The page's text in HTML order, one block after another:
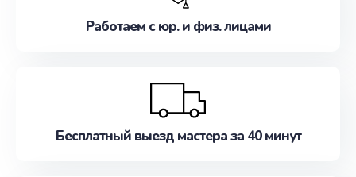
Работаем с юр. и физ. лицами
Бесплатный выезд мастера за 40 минут